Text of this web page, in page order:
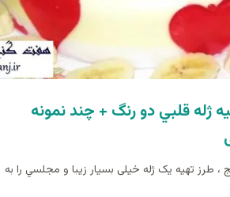
ژله قلبي دو رنگ + چند نمونه
پست از 7 گنج ، طرز تهيه یک ژله خیلی بسيار زيبا و مجلسي را به